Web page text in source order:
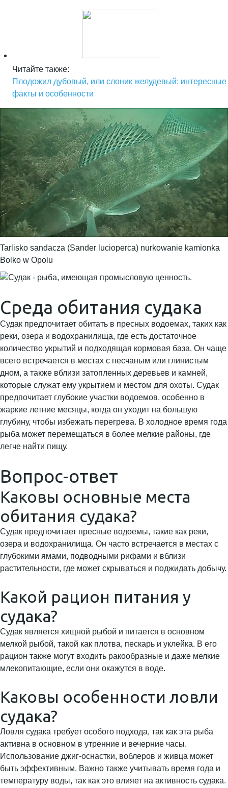
Читайте также:
Плодожил дубовый, или слоник желудевый: интересные
факты и особенности
Tarlisko sandacza (Sander lucioperca) nurkowanie kamionka
Bolko w Opolu
Среда обитания судака
Судак предпочитает обитать в пресных водоемах, таких как
реки, озера и водохранилища, где есть достаточное
количество укрытий и подходящая кормовая база. Он чаще
всего встречается в местах с песчаным или глинистым
дном, а также вблизи затопленных деревьев и камней,
которые служат ему укрытием и местом для охоты. Судак
предпочитает глубокие участки водоемов, особенно в
жаркие летние месяцы, когда он уходит на большую
глубину, чтобы избежать перегрева. В холодное время года
рыба может перемещаться в более мелкие районы, где
легче найти пищу.
Вопрос-ответ
Каковы основные места
обитания судака?
Судак предпочитает пресные водоемы, такие как реки,
озера и водохранилища. Он часто встречается в местах с
глубокими ямами, подводными рифами и вблизи
растительности, где может скрываться и поджидать добычу.
Какой рацион питания у
судака?
Судак является хищной рыбой и питается в основном
мелкой рыбой, такой как плотва, пескарь и уклейка. В его
рацион также могут входить ракообразные и даже мелкие
млекопитающие, если они окажутся в воде.
Каковы особенности ловли
судака?
Ловля судака требует особого подхода, так как эта рыба
активна в основном в утренние и вечерние часы.
Использование джиг-оснастки, воблеров и живца может
быть эффективным. Важно также учитывать время года и
температуру воды, так как это влияет на активность судака.